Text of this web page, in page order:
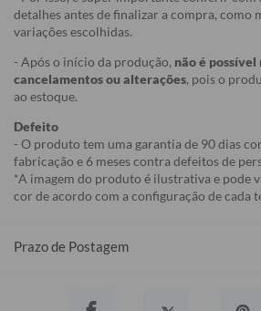
detalhes antes de finalizar a compra, como
variações escolhidas.
- Após o início da produção, não é
cancelamentos ou alterações, pois o
ao estoque.
Defeito
- O produto tem uma garantia de 90 dias
fabricação e 6 meses contra defeitos de
*A imagem do produto é ilustrativa e pode
cor de acordo com a configuração de cada
Prazo de Postagem